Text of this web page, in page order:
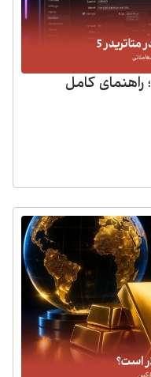
آموزش بک تست در متاتریدر 5؛ راهنمای کامل